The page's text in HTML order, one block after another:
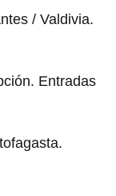
/ Valdivia.
Entradas